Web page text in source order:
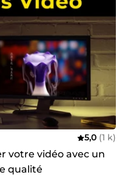
5,0 (1 k)
votre vidéo avec un
qualité